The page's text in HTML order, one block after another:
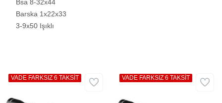
Bsa 8-32x44
Barska 1x22x33
3-9x50 Işıklı
VADE FARKSIZ 6 TAKSİT VADE FARKSIZ 6 TAKSİT